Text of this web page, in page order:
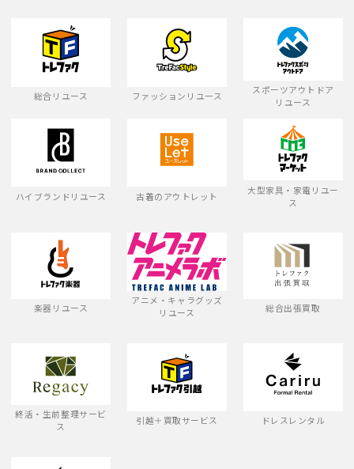
総合リユース ファッションリユース
スポーツアウトドア
リユース
ハイブランドリユース 古着のアウトレット
大型家具・家電リユー
ス
楽器リユース
アニメ・キャラグッズ
リユース
総合出張買取
終活・生前整理サービ
ス
引越＋買取サービス ドレスレンタル